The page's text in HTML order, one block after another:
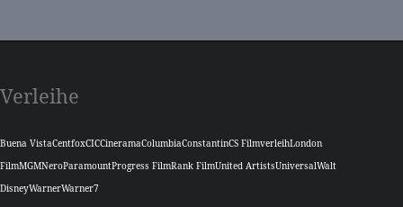
Verleihe
Buena VistaCentfoxCICCineramaColumbiaConstantinCS FilmverleihLondon
FilmMGMNeroParamountProgress FilmRank FilmUnited ArtistsUniversalWalt
DisneyWarnerWarner7